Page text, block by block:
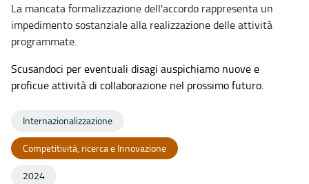
La mancata formalizzazione dell'accordo rappresenta un
impedimento sostanziale alla realizzazione delle attività
programmate.
Scusandoci per eventuali disagi auspichiamo nuove e
proficue attività di collaborazione nel prossimo futuro.
Internazionalizzazione
Competitività, ricerca e Innovazione
2024